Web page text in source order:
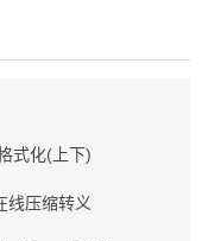
式化(上下)
线压缩转义